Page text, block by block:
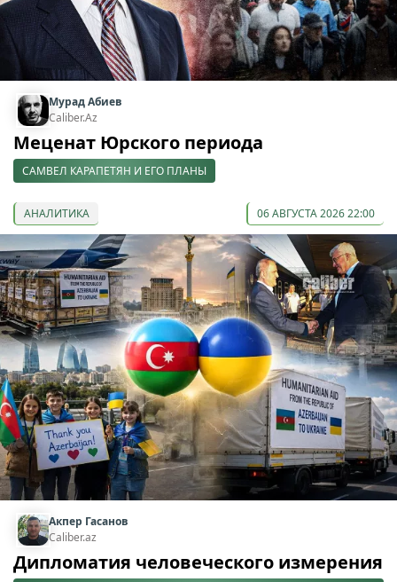
Мурад Абиев
Caliber.Az
Меценат Юрского периода
САМВЕЛ КАРАПЕТЯН И ЕГО ПЛАНЫ
АНАЛИТИКА 06 АВГУСТА 2026 22:00
Акпер Гасанов
Caliber.az
Дипломатия человеческого измерения